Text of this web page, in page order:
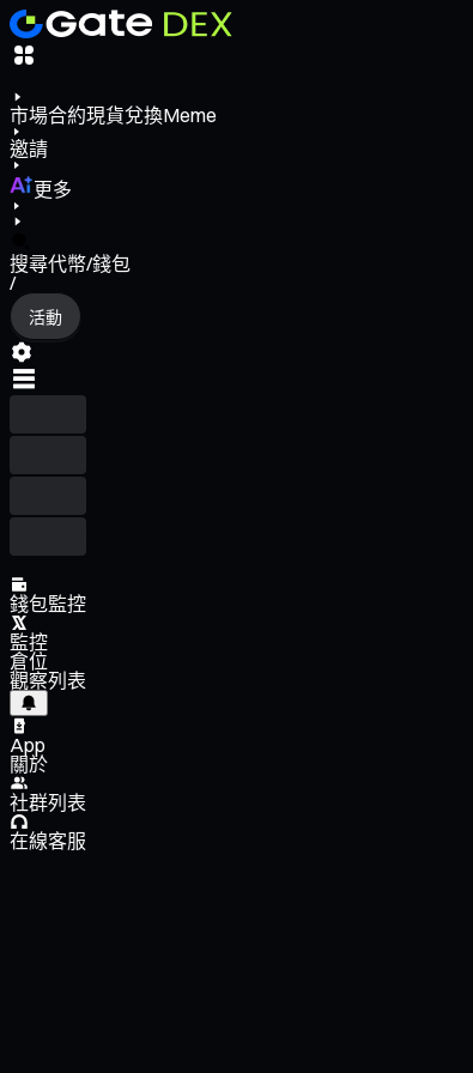
市場合約現貨兌換Meme
邀請
更多
搜尋代幣/錢包
/
活動
錢包監控
監控
倉位
觀察列表
App
關於
社群列表
在線客服